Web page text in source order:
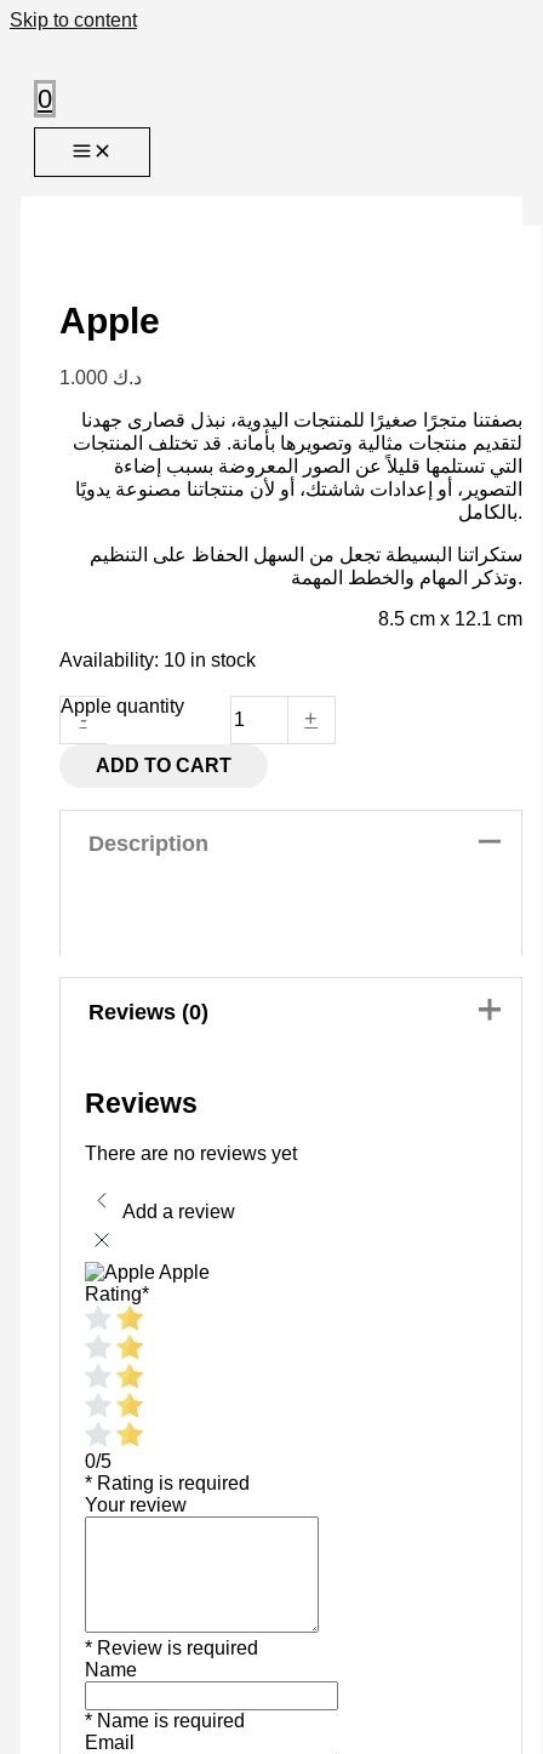
Skip to content
0
Apple
د.ك 1.000
بصفتنا متجرًا صغيرًا للمنتجات اليدوية، نبذل قصارى جهدنا
لتقديم منتجات مثالية وتصويرها بأمانة. قد تختلف المنتجات
التي تستلمها قليلاً عن الصور المعروضة بسبب إضاءة
التصوير، أو إعدادات شاشتك، أو لأن منتجاتنا مصنوعة يدويًا
بالكامل.
ستكراتنا البسيطة تجعل من السهل الحفاظ على التنظيم
وتذكر المهام والخطط المهمة.
8.5 cm x 12.1 cm
Availability: 10 in stock
-
Apple quantity
+
ADD TO CART
Description
Reviews (0)
Reviews
There are no reviews yet
Add a review
Apple
Rating*
0/5
* Rating is required
Your review
* Review is required
Name
* Name is required
Email